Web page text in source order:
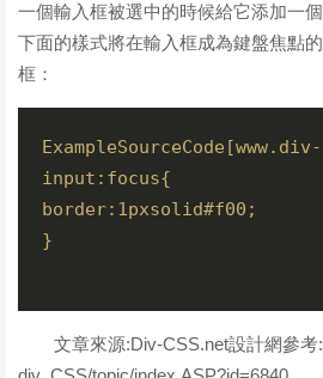
一個輸入框被選中的時候給它添加一個
下面的樣式將在輸入框成為鍵盤焦點
框：
input:focus{
border:1pxsolid#f00;
}
文章來源:Div-CSS.net設計網參